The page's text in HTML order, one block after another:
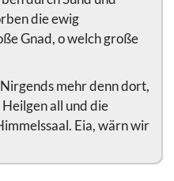
die ewig
Gnad, o welch große
mehr denn dort,
all und die
Eia, wärn wir